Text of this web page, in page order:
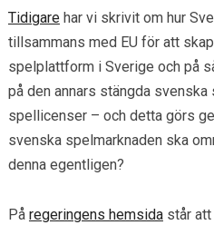
Tidigarehar vi skrivit om hur
tillsammans med EU för att
spelplattform i Sverige och på
på den annars stängda
spellicenser – och detta görs
svenska spelmarknaden ska
denna egentligen?
På regeringens hemsidastår att